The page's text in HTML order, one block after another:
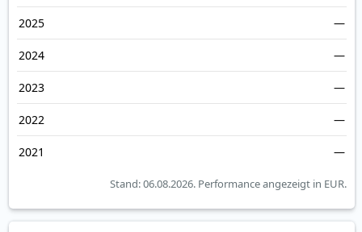
2025 —
2024 —
2023 —
2022 —
2021 —
Stand: 06.08.2026. Performance angezeigt in EUR.